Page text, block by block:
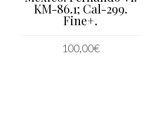
KM-86.1; Cal-299.
Fine+.
100,00€